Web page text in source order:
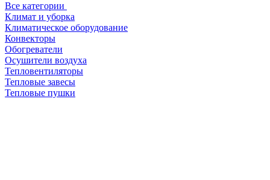
Все категории
Климат и уборка
Климатическое оборудование
Конвекторы
Обогреватели
Осушители воздуха
Тепловентиляторы
Тепловые завесы
Тепловые пушки